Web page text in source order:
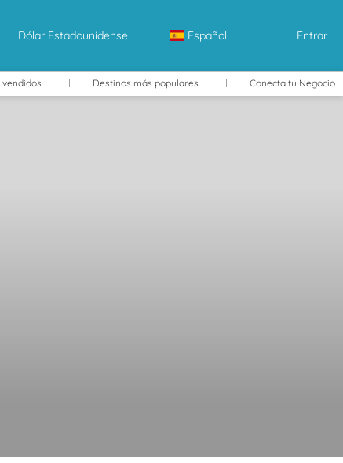
Dólar Estadounidense Español Entrar
Destinos más populares Conecta tu Negocio